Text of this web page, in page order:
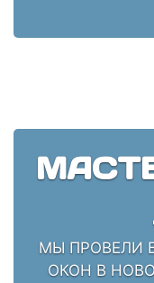
МЫ ПРОВЕЛИ
ОКОН В